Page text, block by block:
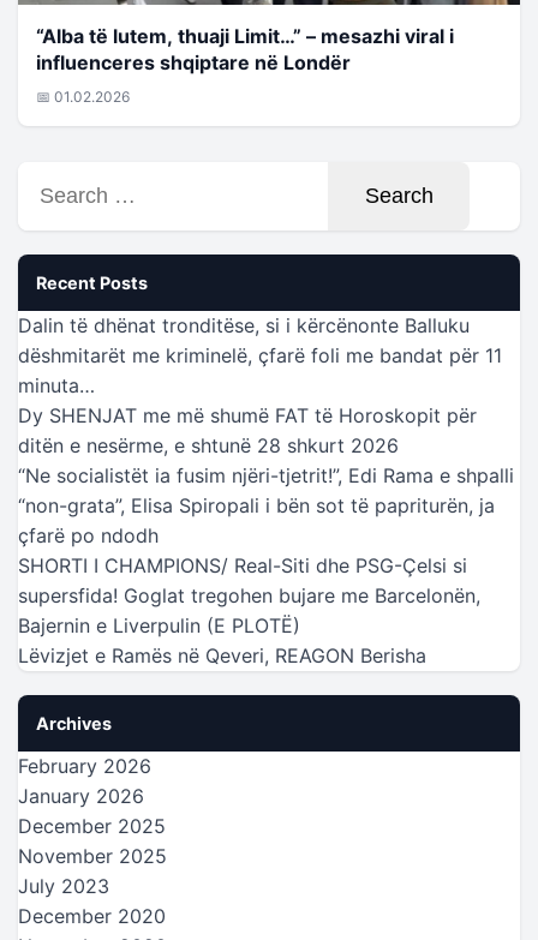
“Alba të lutem, thuaji Limit…” – mesazhi viral i
influenceres shqiptare në Londër
📅 01.02.2026
for:
Recent Posts
Dalin të dhënat tronditëse, si i kërcënonte Balluku
dëshmitarët me kriminelë, çfarë foli me bandat për 11
minuta…
Dy SHENJAT me më shumë FAT të Horoskopit për
ditën e nesërme, e shtunë 28 shkurt 2026
“Ne socialistët ia fusim njëri-tjetrit!”, Edi Rama e shpalli
“non-grata”, Elisa Spiropali i bën sot të papriturën, ja
çfarë po ndodh
SHORTI I CHAMPIONS/ Real-Siti dhe PSG-Çelsi si
supersfida! Goglat tregohen bujare me Barcelonën,
Bajernin e Liverpulin (E PLOTË)
Lëvizjet e Ramës në Qeveri, REAGON Berisha
Archives
February 2026
January 2026
December 2025
November 2025
July 2023
December 2020